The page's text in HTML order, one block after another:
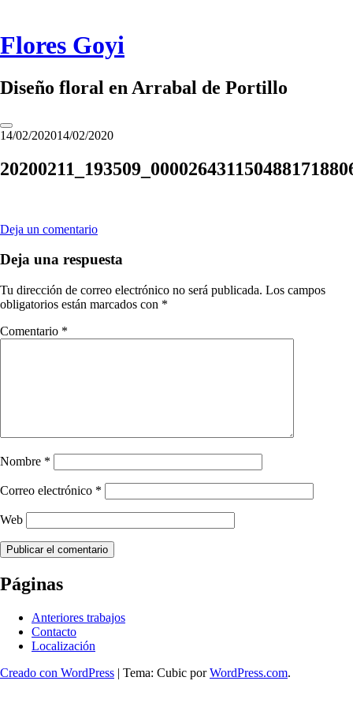
contenido
Flores Goyi
Diseño floral en Arrabal de Portillo
Alternar
barra
14/02/202014/02/2020
Deja un comentario
Deja una respuesta
Tu dirección de correo electrónico no será publicada. Los campos
obligatorios están marcados con *
Comentario *
Nombre *
Correo electrónico *
Web
Navegación
entradas
← 20200211_193509_00002643115048817188066.png
Páginas
Anteriores trabajos
Contacto
Localización
Creado con WordPress | Tema: Cubic porWordPress.com.